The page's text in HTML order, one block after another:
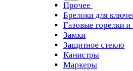
Прочее
Брелоки для
Газовые горелки
Замки
Защитное стекло
Канистры
Маркеры